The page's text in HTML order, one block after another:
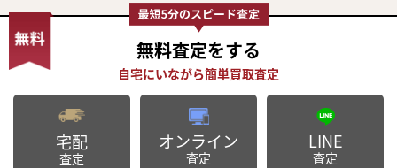
無料査定をする
宅配
査定
オンライン
査定
LINE
査定